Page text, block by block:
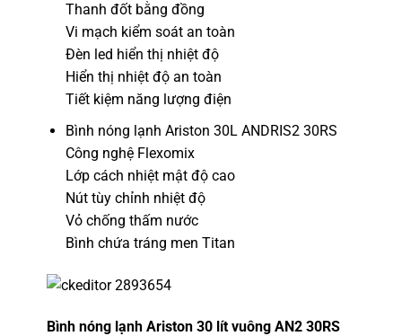
Thanh đốt bằng đồng
Vi mạch kiểm soát an toàn
Đèn led hiển thị nhiệt độ
Hiển thị nhiệt độ an toàn
Tiết kiệm năng lượng điện
Bình nóng lạnh Ariston 30L ANDRIS2 30RS
Công nghệ Flexomix
Lớp cách nhiệt mật độ cao
Nút tùy chỉnh nhiệt độ
Vỏ chống thấm nước
Bình chứa tráng men Titan
Bình nóng lạnh Ariston 30 lít vuông AN2 30RS